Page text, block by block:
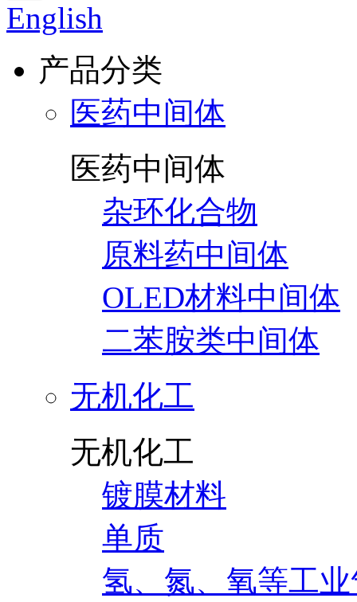
English
产品分类
医药中间体
医药中间体
杂环化合物
原料药中间体
OLED材料中间体
二苯胺类中间体
无机化工
无机化工
镀膜材料
单质
氢、氮、氧等工